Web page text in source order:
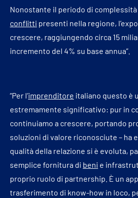
Nonostante il periodo di
conflitti presenti nella regione,
crescere, raggiungendo circa 15
incremento del 4% su base annua”.
“Per l’imprenditore italiano questo è
estremamente significativo: pur in
continuiamo a crescere, portando
soluzioni di valore riconosciute – ha
qualità della relazione si è evoluta,
semplice fornitura di beni e
proprio ruolo di partnership. È un
trasferimento di know-how in loco,